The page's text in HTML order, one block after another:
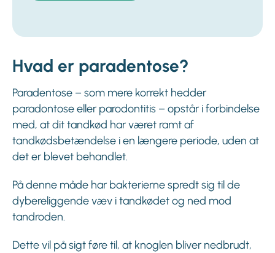
Hvad er paradentose?
Paradentose – som mere korrekt hedder
paradontose eller parodontitis – opstår i forbindelse
med, at dit tandkød har været ramt af
tandkødsbetændelse i en længere periode, uden at
det er blevet behandlet.
På denne måde har bakterierne spredt sig til de
dybereliggende væv i tandkødet og ned mod
tandroden.
Dette vil på sigt føre til, at knoglen bliver nedbrudt,